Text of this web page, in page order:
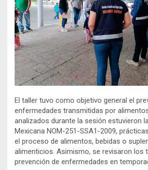
El taller tuvo como objetivo general el
enfermedades transmitidas por
analizados durante la sesión estuvieron
Mexicana NOM-251-SSA1-2009,
el proceso de alimentos, bebidas o
alimenticios. Asimismo, se revisaron los
prevención de enfermedades en